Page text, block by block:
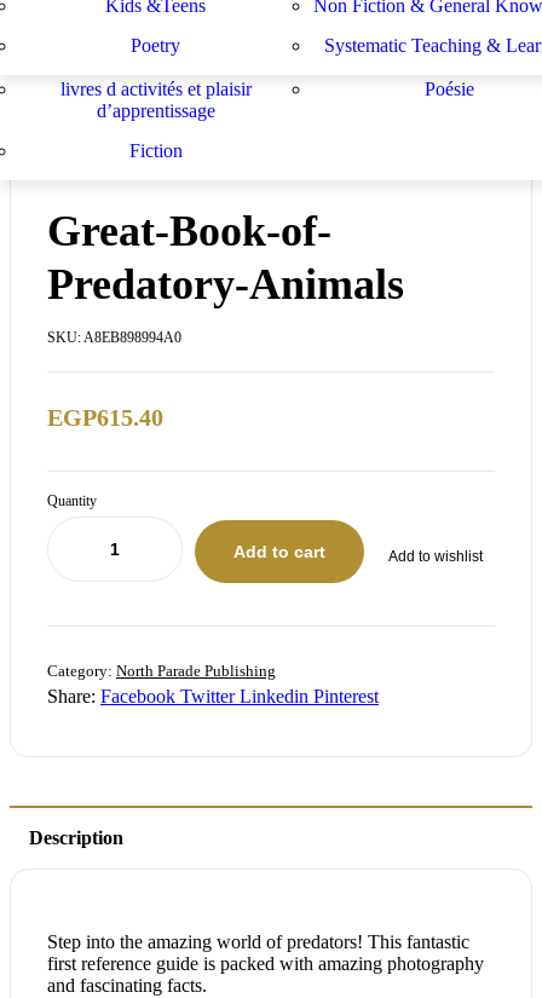
développement de l enseignant
apprentissage
livres d activités et plaisir
d’apprentissage
Poésie
Fiction
Kids &Teens
Non Fiction & General
Poetry
Systematic Teaching &
Great-Book-of-
Predatory-Animals
SKU:A8EB898994A0
EGP615.40
Quantity
Add to cart Add to wishlist
Category: North Parade Publishing
Share: Facebook Twitter Linkedin Pinterest
Description
Step into the amazing world of predators! This fantastic
first reference guide is packed with amazing photography
and fascinating facts.